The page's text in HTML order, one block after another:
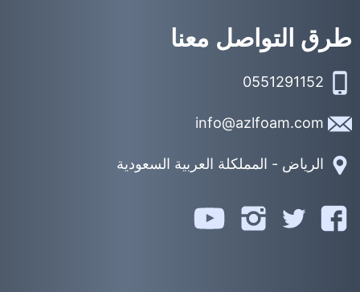
طرق التواصل معنا
الرياض - المملكلة العربية السعودية
تابعنا
تابعنا
تابعنا